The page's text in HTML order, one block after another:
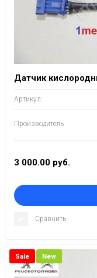
Датчик
Артикул:
Производитель
3 000.00 руб.
Сравнить
Sale New